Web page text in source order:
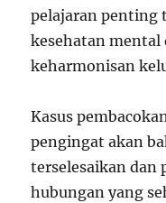
pelajaran penting
kesehatan mental
keharmonisan
Kasus
pengingat akan
terselesaikan dan
hubungan yang